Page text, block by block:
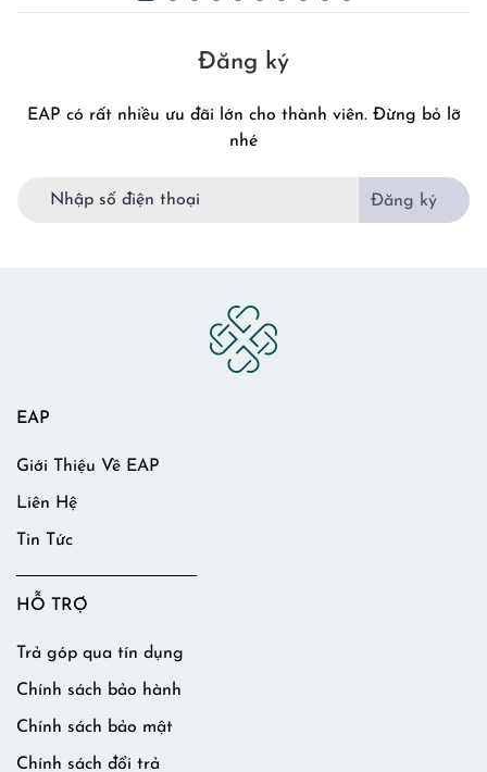
Đăng ký
EAP có rất nhiều ưu đãi lớn cho thành viên. Đừng bỏ lỡ
nhé
Đăng ký
EAP
Giới Thiệu Về EAP
Liên Hệ
Tin Tức
HỖ TRỢ
Trả góp qua tín dụng
Chính sách bảo hành
Chính sách bảo mật
Chính sách đổi trả